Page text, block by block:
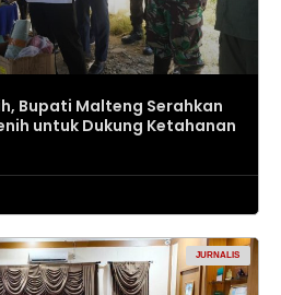
Bupati Malteng Serahkan
untuk Dukung Ketahanan
JURNALIS